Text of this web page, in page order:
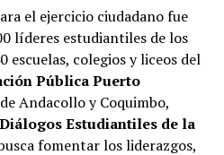
el ejercicio ciudadano fue
líderes estudiantiles de los
escuelas, colegios y liceos del
Pública Puerto
Andacollo y Coquimbo,
Estudiantiles de la
fomentar los liderazgos,